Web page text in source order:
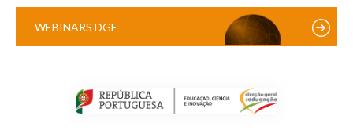
WEBINARS DGE